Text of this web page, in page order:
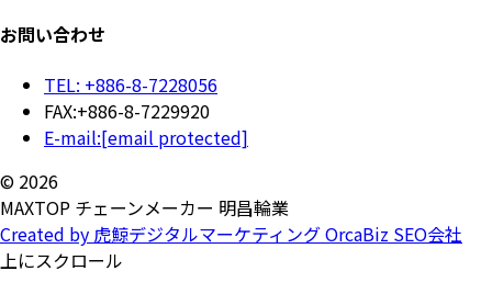
お問い合わせ
TEL: +886-8-7228056
FAX:+886-8-7229920
E-mail:[email protected]
© 2026
MAXTOP チェーンメーカー 明昌輪業
Created by 虎鯨デジタルマーケティング OrcaBiz SEO会社
上にスクロール